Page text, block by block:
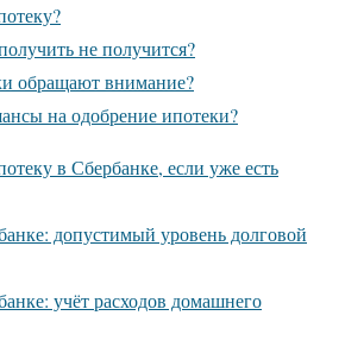
не получится?
обращают внимание?
на одобрение ипотеки?
в Сбербанке, если уже есть
допустимый уровень долговой
учёт расходов домашнего